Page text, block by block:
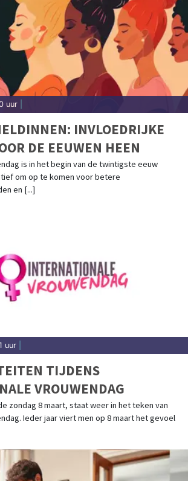
uur
INVLOEDRIJKE
DE EEUWEN HEEN
is in het begin van de twintigste eeuw
om op te komen voor betere
en [...]
uur
TIJDENS
VROUWENDAG
zondag 8 maart, staat weer in het teken van
Ieder jaar viert men op 8 maart het gevoel